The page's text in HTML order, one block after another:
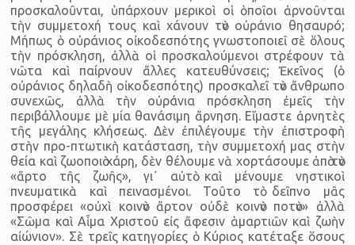
προσκαλοῦνται, ὑπάρχουν μερικοὶ οἱ ὁποῖοι ἀρνοῦνται
τὴν συμμετοχή τους καὶ χάνουν τὸν οὐράνιο θησαυρό;
Μήπως ὁ οὐράνιος οἰκοδεσπότης γνωστοποιεῖ σὲ ὅλους
τὴν πρόσκληση, ἀλλὰ οἱ προσκαλούμενοι στρέφουν τὰ
νῶτα καὶ παίρνουν ἄλλες κατευθύνσεις; Ἐκεῖνος (ὁ
οὐράνιος δηλαδὴ οἰκοδεσπότης) προσκαλεῖ τὸν ἄνθρωπο
συνεχῶς, ἀλλὰ τὴν οὐράνια πρόσκληση ἐμεῖς τὴν
περιβάλλουμε μὲ μία θανάσιμη ἄρνηση. Εἴμαστε ἀρνητὲς
τῆς μεγάλης κλήσεως. Δὲν ἐπιλέγουμε τὴν ἐπιστροφὴ
στὴν προ-πτωτικὴ κατάσταση, τὴν συμμετοχή μας στὴν
θεία καὶ ζωοποιὸ χάρη, δὲν θέλουμε νὰ χορτάσουμε ἀπὸ τὸν
«ἄρτο τῆς ζωῆς», γι᾿ αὐτὸ καὶ μένουμε νηστικοὶ
πνευματικὰ καὶ πεινασμένοι. Τοῦτο τὸ δεῖπνο μᾶς
προσφέρει «οὐχὶ κοινὸν ἄρτον οὐδὲ κοινὸν ποτὸν» ἀλλὰ
«Σῶμα καὶ Αἷμα Χριστοῦ εἰς ἄφεσιν ἁμαρτιῶν καὶ ζωὴν
αἰώνιον». Σὲ τρεῖς κατηγορίες ὁ Κύριος κατέταξε ὅσους